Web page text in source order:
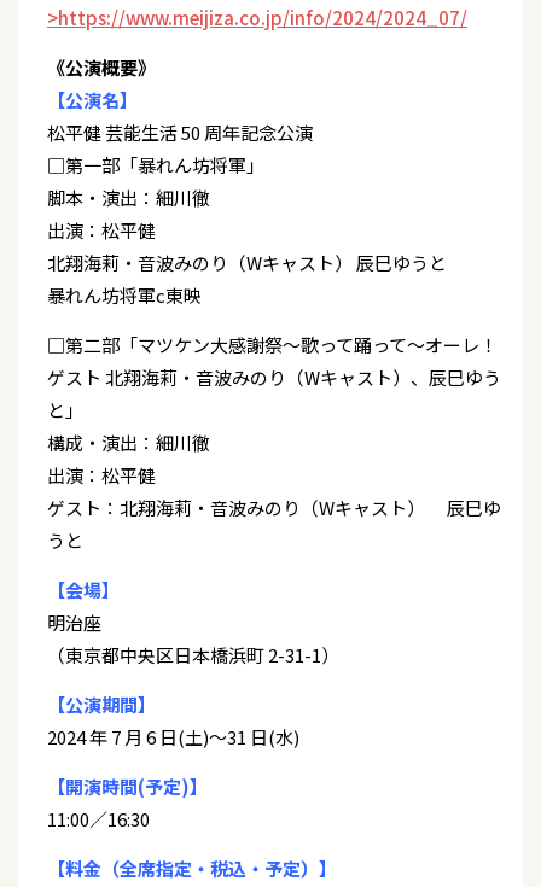
>https://www.meijiza.co.jp/info/2024/2024_07/
《公演概要》
【公演名】
松平健 芸能生活 50 周年記念公演
□第一部「暴れん坊将軍」
脚本・演出：細川徹
出演：松平健
北翔海莉・音波みのり（Wキャスト） 辰巳ゆうと
暴れん坊将軍c東映
□第二部「マツケン大感謝祭～歌って踊って～オーレ！
ゲスト 北翔海莉・音波みのり（Wキャスト）、辰巳ゆう
と」
構成・演出：細川徹
出演：松平健
ゲスト：北翔海莉・音波みのり（Wキャスト） 辰巳ゆ
うと
【会場】
明治座
（東京都中央区日本橋浜町 2-31-1）
【公演期間】
2024 年 7 月 6 日(土)～31 日(水)
【開演時間(予定)】
11:00／16:30
【料金（全席指定・税込・予定）】